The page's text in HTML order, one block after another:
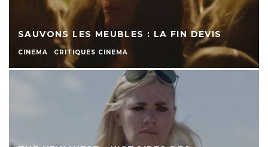
SAUVONS LES MEUBLES : LA FIN DEVIS
CINEMA CRITIQUES CINEMA